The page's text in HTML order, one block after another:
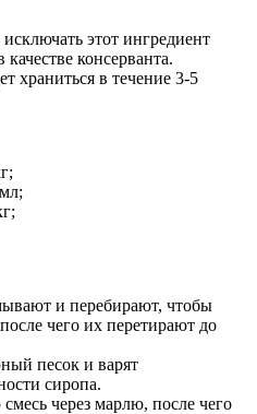
этот ингредиент
консерванта.
храниться в течение 3-5
и перебирают, чтобы
чего их перетирают до
песок и варят
сиропа.
через марлю, после чего